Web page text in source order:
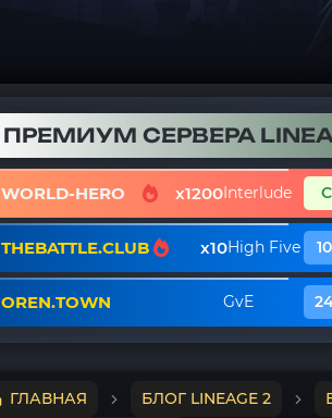
ПРЕМИУМ СЕРВЕРА
WORLD-HERO x1200Interlude
THEBATTLE.CLUB x10High Five
OREN.TOWN GvE
ГЛАВНАЯ БЛОГ LINEAGE 2